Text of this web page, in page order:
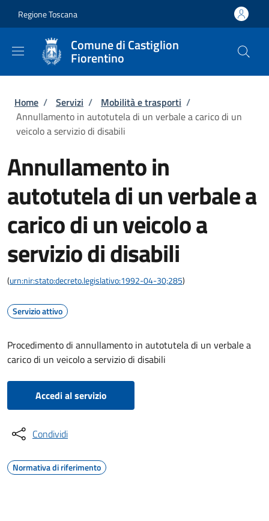
Regione Toscana
Comune di Castiglion
Fiorentino
Briciole di pane
Home / Servizi / Mobilità e trasporti /
Annullamento in autotutela di un verbale a carico di un
veicolo a servizio di disabili
Annullamento in
autotutela di un verbale a
carico di un veicolo a
servizio di disabili
(urn:nir:stato:decreto.legislativo:1992-04-30;285)
Servizio attivo
Procedimento di annullamento in autotutela di un verbale a
carico di un veicolo a servizio di disabili
Accedi al servizio
Condividi
Normativa di riferimento